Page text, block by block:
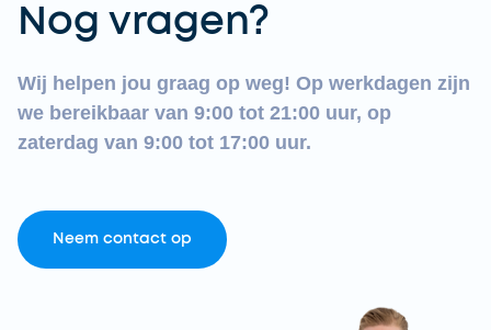
Nog vragen?
Wij helpen jou graag op weg! Op werkdagen zijn
we bereikbaar van 9:00 tot 21:00 uur, op
zaterdag van 9:00 tot 17:00 uur.
Neem contact op